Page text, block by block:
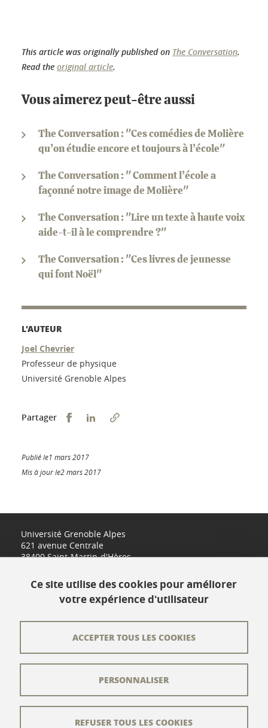
This article was originally published on The Conversation.
Read the original article.
Vous aimerez peut-être aussi
The Conversation : "Ces comédies de Molière
qu’on étudie encore et toujours à l’école"
The Conversation : " Comment l’école a
façonné notre image de Molière"
The Conversation : "Lire un texte à haute voix
aide-t-il à le comprendre ?"
The Conversation : "Ces livres de jeunesse
qui font Noël"
L'AUTEUR
Joel Chevrier
Professeur de physique
Université Grenoble Alpes
Partager Partager sur Facebook
Partager sur LinkedIn
Publié le1 mars 2017
Mis à jour le2 mars 2017
Université Grenoble Alpes
621 avenue Centrale
38400 Saint-Martin-d'Hères
L'équipe éditoriale
Crédits
Ce site utilise des cookies pour améliorer
votre expérience d'utilisateur
ACCEPTER TOUS LES COOKIES
REFUSER TOUS LES COOKIES
PERSONNALISER